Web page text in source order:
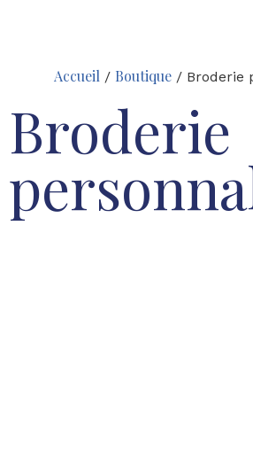
Accueil/ Boutique/ Broderie
Broderie